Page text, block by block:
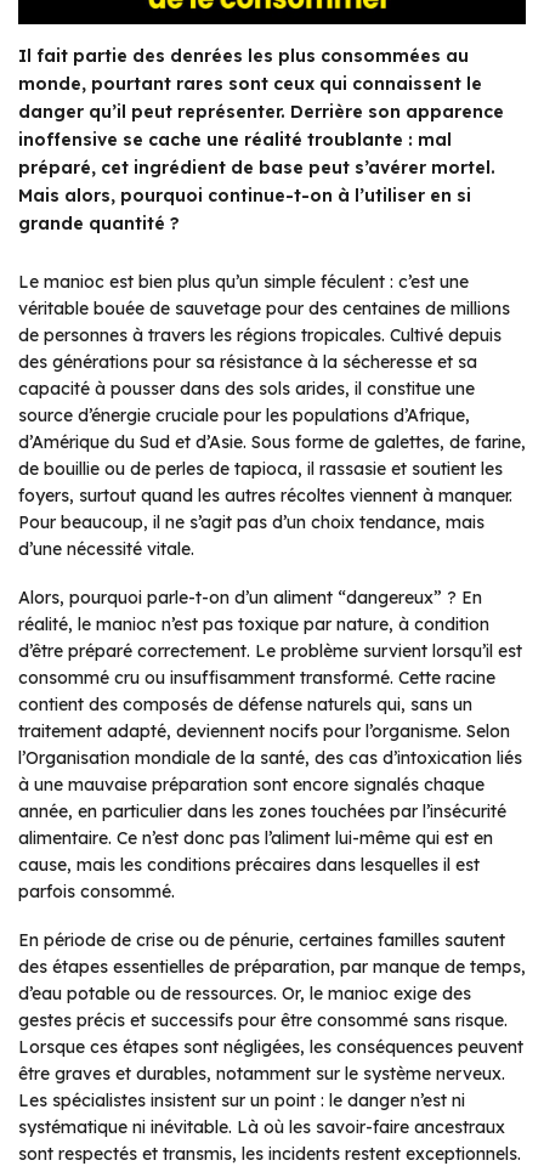
Il fait partie des denrées les plus consommées au
monde, pourtant rares sont ceux qui connaissent le
danger qu’il peut représenter. Derrière son apparence
inoffensive se cache une réalité troublante : mal
préparé, cet ingrédient de base peut s’avérer mortel.
Mais alors, pourquoi continue-t-on à l’utiliser en si
grande quantité ?
Le manioc est bien plus qu’un simple féculent : c’est une
véritable bouée de sauvetage pour des centaines de millions
de personnes à travers les régions tropicales. Cultivé depuis
des générations pour sa résistance à la sécheresse et sa
capacité à pousser dans des sols arides, il constitue une
source d’énergie cruciale pour les populations d’Afrique,
d’Amérique du Sud et d’Asie. Sous forme de galettes, de farine,
de bouillie ou de perles de tapioca, il rassasie et soutient les
foyers, surtout quand les autres récoltes viennent à manquer.
Pour beaucoup, il ne s’agit pas d’un choix tendance, mais
d’une nécessité vitale.
Alors, pourquoi parle-t-on d’un aliment “dangereux” ? En
réalité, le manioc n’est pas toxique par nature, à condition
d’être préparé correctement. Le problème survient lorsqu’il est
consommé cru ou insuffisamment transformé. Cette racine
contient des composés de défense naturels qui, sans un
traitement adapté, deviennent nocifs pour l’organisme. Selon
l’Organisation mondiale de la santé, des cas d’intoxication liés
à une mauvaise préparation sont encore signalés chaque
année, en particulier dans les zones touchées par l’insécurité
alimentaire. Ce n’est donc pas l’aliment lui-même qui est en
cause, mais les conditions précaires dans lesquelles il est
parfois consommé.
En période de crise ou de pénurie, certaines familles sautent
des étapes essentielles de préparation, par manque de temps,
d’eau potable ou de ressources. Or, le manioc exige des
gestes précis et successifs pour être consommé sans risque.
Lorsque ces étapes sont négligées, les conséquences peuvent
être graves et durables, notamment sur le système nerveux.
Les spécialistes insistent sur un point : le danger n’est ni
systématique ni inévitable. Là où les savoir-faire ancestraux
sont respectés et transmis, les incidents restent exceptionnels.